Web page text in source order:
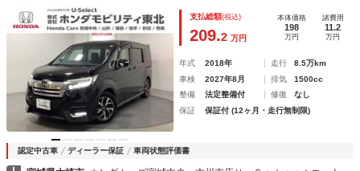
メモリーナビ・バックモニター・Ｂｌｕｅｔｏｏｔｈ接続・Ｌ
ＥＤヘッドライト・ＵＳＢ端子・両側電動スライドドア・ＥＴ
Ｃ・アルミホイール ３列
支払総額(税込)
209.2 万円
本体価格
198
万円
諸費用
11.2
万円
年式 2018年 走行
8.5万km
車検
2027年8月 排気
1500cc
整備
法定整備付 修復
なし
保証
保証付 (12ヶ月・走行無制限)
認定中古車 ディーラー保証 車両状態評価書